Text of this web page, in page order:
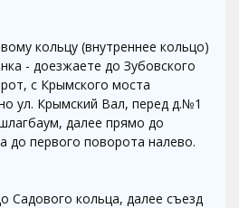
кольцу (внутреннее кольцо)
- доезжаете до Зубовского
с Крымского моста
ул. Крымский Вал, перед д.№1
далее прямо до
до первого поворота налево.
Садового кольца, далее съезд